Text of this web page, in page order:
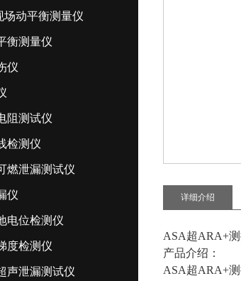
场动平衡测量仪
衡测量仪
仪
阻测试仪
检测仪
燃泄漏测试仪
仪
电位检测仪
度检测仪
声泄漏测试仪
详细介绍
ASA超ARA+
产品介绍：
ASA超ARA+